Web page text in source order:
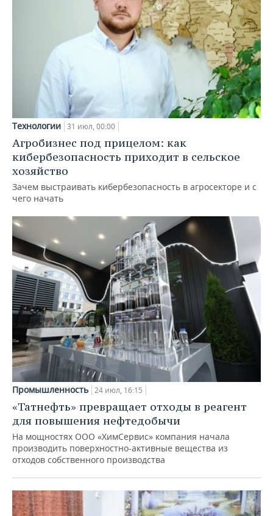
Технологии 31 июл, 00:00
Агробизнес под прицелом: как
кибербезопасность приходит в сельское
хозяйство
Зачем выстраивать кибербезопасность в агросекторе и с
чего начать
Промышленность 24 июл, 16:15
«Татнефть» превращает отходы в реагент
для повышения нефтедобычи
На мощностях ООО «ХимСервис» компания начала
производить поверхностно-активные вещества из
отходов собственного производства